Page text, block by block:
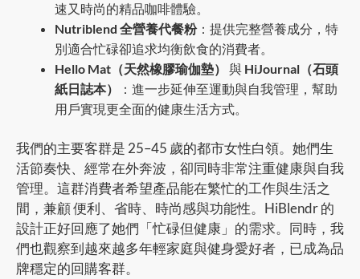
速又時尚的精品咖啡體驗。
Nutriblend 全營養代餐粉：提供完整營養成分，特
別適合忙碌卻追求均衡飲食的消費者。
Hello Mat（天然橡膠瑜伽墊）
與 HiJournal（石頭
紙日誌本）
：進一步延伸至運動與自我管理，幫助
用戶實現更全面的健康生活方式。
我們的主要客群是 25–45 歲的都市女性白領。她們生
活節奏快、經常在外奔波，卻同時非常注重健康與自我
管理。這群消費者希望產品能在繁忙的工作與生活之
間，兼顧 便利、省時、時尚感與功能性。HiBlendr 的
設計正好回應了她們「忙碌但健康」的需求。同時，我
們也觀察到越來越多年輕家庭與健身愛好者，已成為品
牌穩定的回購客群。